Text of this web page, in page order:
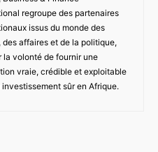
regroupe des partenaires
issus du monde des
des affaires et de la politique,
la volonté de fournir une
vraie, crédible et exploitable
investissement sûr en Afrique.